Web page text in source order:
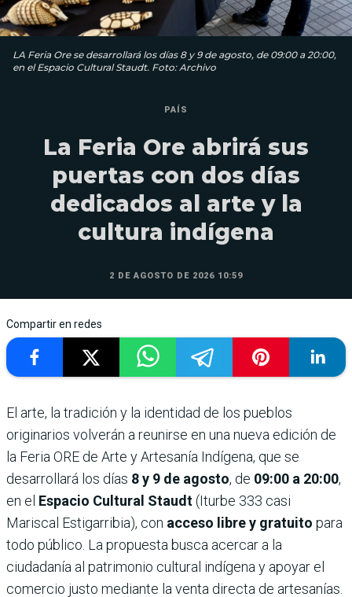
LA Feria Ore se desarrollará los días 8 y 9 de agosto, de 09:00 a 20:00,
en el Espacio Cultural Staudt. Foto: Archivo
PAÍS
La Feria Ore abrirá sus
puertas con dos días
dedicados al arte y la
cultura indígena
2 DE AGOSTO DE 2026 10:59
Compartir en redes
El arte, la tradición y la identidad de los pueblos
originarios volverán a reunirse en una nueva edición de
la Feria ORE de Arte y Artesanía Indígena, que se
desarrollará los días 8 y 9 de agosto, de 09:00 a 20:00,
en el Espacio Cultural Staudt(Iturbe 333 casi
Mariscal Estigarribia), con acceso libre y gratuito para
todo público. La propuesta busca acercar a la
ciudadanía al patrimonio cultural indígena y apoyar el
comercio justo mediante la venta directa de artesanías.